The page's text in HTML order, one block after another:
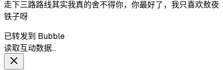
走下三路路线其实我真的舍不得你，你最好了，我只喜欢敖夜
铁子呀
已转发到 Bubble
读取互动数据…